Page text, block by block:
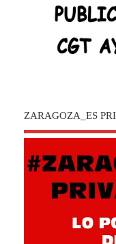
ZARAGOZA_ES